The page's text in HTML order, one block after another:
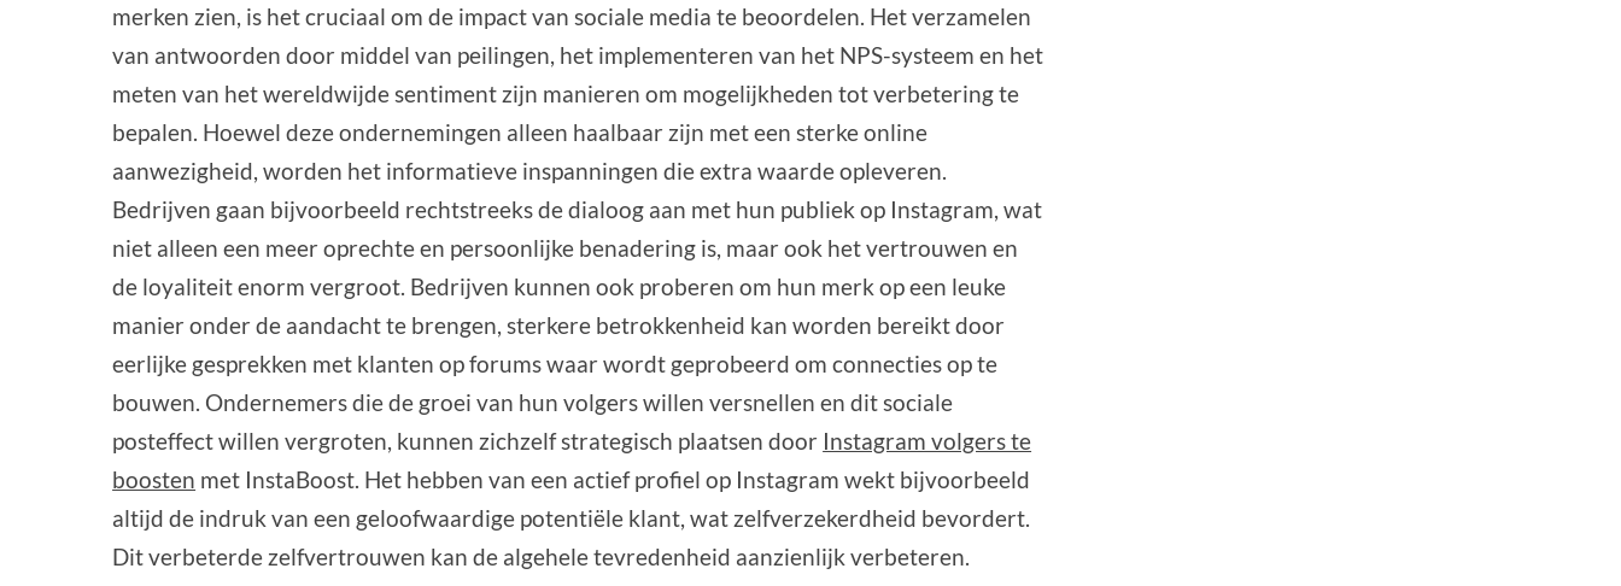
merken zien, is het cruciaal om de impact van sociale media te beoordelen. Het verzamelen
van antwoorden door middel van peilingen, het implementeren van het NPS-systeem en het
meten van het wereldwijde sentiment zijn manieren om mogelijkheden tot verbetering te
bepalen. Hoewel deze ondernemingen alleen haalbaar zijn met een sterke online
aanwezigheid, worden het informatieve inspanningen die extra waarde opleveren.
Bedrijven gaan bijvoorbeeld rechtstreeks de dialoog aan met hun publiek op Instagram, wat
niet alleen een meer oprechte en persoonlijke benadering is, maar ook het vertrouwen en
de loyaliteit enorm vergroot. Bedrijven kunnen ook proberen om hun merk op een leuke
manier onder de aandacht te brengen, sterkere betrokkenheid kan worden bereikt door
eerlijke gesprekken met klanten op forums waar wordt geprobeerd om connecties op te
bouwen. Ondernemers die de groei van hun volgers willen versnellen en dit sociale
posteffect willen vergroten, kunnen zichzelf strategisch plaatsen door Instagram volgers te
boosten met InstaBoost. Het hebben van een actief profiel op Instagram wekt bijvoorbeeld
altijd de indruk van een geloofwaardige potentiële klant, wat zelfverzekerdheid bevordert.
Dit verbeterde zelfvertrouwen kan de algehele tevredenheid aanzienlijk verbeteren.